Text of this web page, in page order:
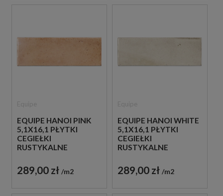
EQUIPE HANOI PINK
5,1X16,1 PŁYTKI
CEGIEŁKI
RUSTYKALNE
289,00 zł m2
EQUIPE HANOI WHITE
5,1X16,1 PŁYTKI
CEGIEŁKI
RUSTYKALNE
289,00 zł m2